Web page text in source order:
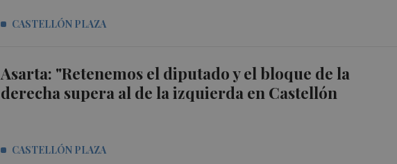
CASTELLÓN PLAZA
Asarta: "Retenemos el diputado y el bloque de la
derecha supera al de la izquierda en Castellón
CASTELLÓN PLAZA